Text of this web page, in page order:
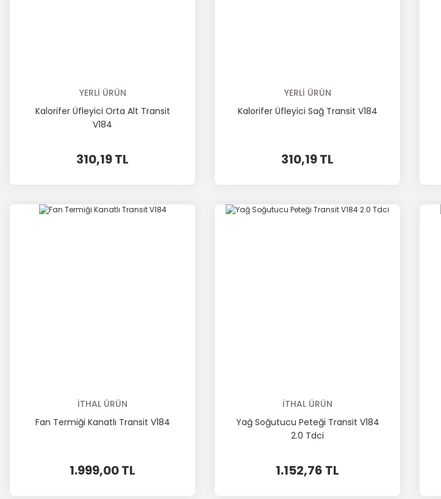
YERLİ ÜRÜN
Kalorifer Üfleyici Orta Alt Transit
V184
310,19 TL
YERLİ ÜRÜN
Kalorifer Üfleyici Sağ Transit V184
310,19 TL
İTHAL ÜRÜN
Fan Termiği Kanatlı Transit V184
1.999,00 TL
İTHAL ÜRÜN
Yağ Soğutucu Peteği Transit V184
2.0 Tdci
1.152,76 TL